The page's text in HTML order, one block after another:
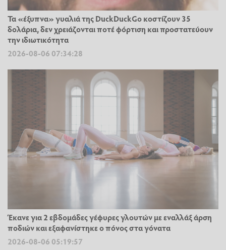
Τα «έξυπνα» γυαλιά της DuckDuckGo κοστίζουν 35
δολάρια, δεν χρειάζονται ποτέ φόρτιση και προστατεύουν
την ιδιωτικότητα
2026-08-06 07:34:28
Έκανε για 2 εβδομάδες γέφυρες γλουτών με εναλλάξ άρση
ποδιών και εξαφανίστηκε ο πόνος στα γόνατα
2026-08-06 05:19:57